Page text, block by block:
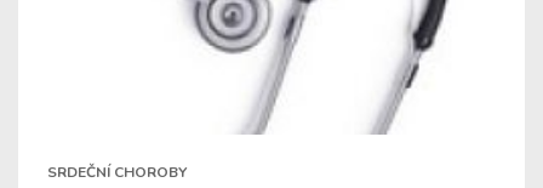
SRDEČNÍ CHOROBY